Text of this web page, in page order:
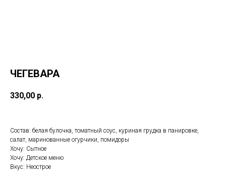
ЧЕГЕВАРА
330,00 р.
Состав: белая булочка, томатный соус, куриная грудка в панировке,
салат, маринованные огурчики, помидоры
Хочу: Сытное
Хочу: Детское меню
Вкус: Неострое